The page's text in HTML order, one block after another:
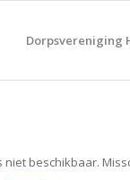
Dorpsvereniging
beschikbaar.